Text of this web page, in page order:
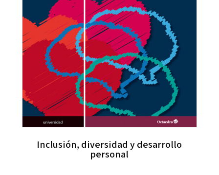
Inclusión, diversidad y desarrollo
personal